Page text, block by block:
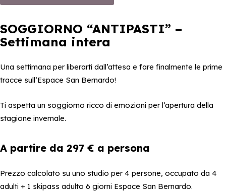
SOGGIORNO “ANTIPASTI” –
Settimana intera
Una settimana per liberarti dall’attesa e fare finalmente le prime
tracce sull’Espace San Bernardo!
Ti aspetta un soggiorno ricco di emozioni per l’apertura della
stagione invernale.
A partire da 297 € a persona
Prezzo calcolato su uno studio per 4 persone, occupato da 4
adulti + 1 skipass adulto 6 giorni Espace San Bernardo.